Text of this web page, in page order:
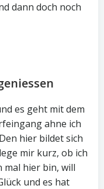
dann doch noch
es geht mit dem
ahne ich
hier bildet sich
mir kurz, ob ich
mal hier bin, will
und es hat